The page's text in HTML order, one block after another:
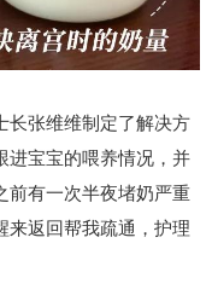
长张维维制定了解决方
进宝宝的喂养情况，并
前有一次半夜堵奶严重
来返回帮我疏通，护理